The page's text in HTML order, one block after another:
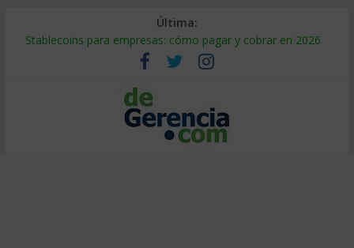
Última:
Stablecoins para empresas: cómo pagar y cobrar en 2026
Despido silencioso: qué es y por qué sale tan caro
IA en selección de personal: cómo auditarla a tiempo
Trabajo forzoso en la cadena de suministro: qué hacer
Mercado hispano de EE. UU.: cómo segmentarlo y venderle